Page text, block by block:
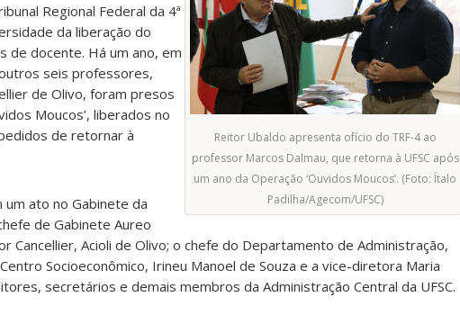
Reitor Ubaldo apresenta ofício do TRF-4 ao
professor Marcos Dalmau, que retorna à UFSC após
um ano da Operação ‘Ouvidos Moucos’. (Foto: Ítalo
Padilha/Agecom/UFSC)
Regional Federal da 4ª
da liberação do
docente. Há um ano, em
seis professores,
de Olivo, foram presos
Moucos’, liberados no
de retornar à
ato no Gabinete da
de Gabinete Aureo
Cancellier, Acioli de Olivo; o chefe do Departamento de Administração,
Socioeconômico, Irineu Manoel de Souza e a vice-diretora Maria
secretários e demais membros da Administração Central da UFSC.